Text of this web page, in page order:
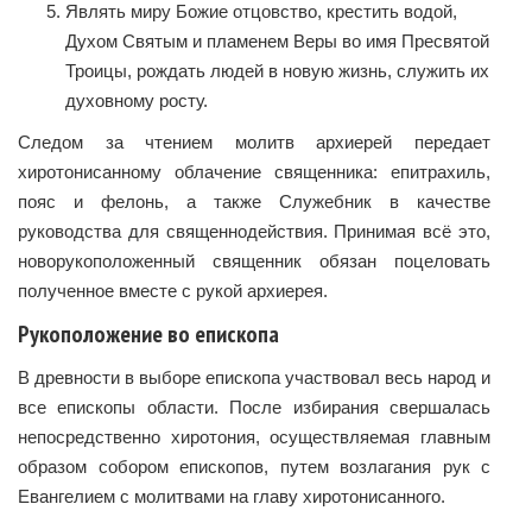
Являть миру Божие отцовство, крестить водой,
Духом Святым и пламенем Веры во имя Пресвятой
Троицы, рождать людей в новую жизнь, служить их
духовному росту.
Следом за чтением молитв архиерей передает
хиротонисанному облачение священника: епитрахиль,
пояс и фелонь, а также Служебник в качестве
руководства для священнодействия. Принимая всё это,
новорукоположенный священник обязан поцеловать
полученное вместе с рукой архиерея.
Рукоположение во епископа
В древности в выборе епископа участвовал весь народ и
все епископы области. После избирания свершалась
непосредственно хиротония, осуществляемая главным
образом собором епископов, путем возлагания рук с
Евангелием с молитвами на главу хиротонисанного.